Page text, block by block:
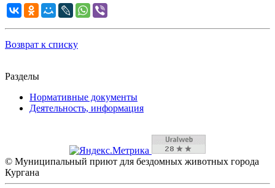
Возврат к списку
Разделы
Нормативные документы
Деятельность, информация
© Муниципальный приют для бездомных животных города
Кургана